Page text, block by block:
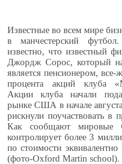
Известные во всем мире
в манчестерский
известно, что известный
Джордж Сорос, который
является пенсионером,
процента акций клуба
Акции клуба начали
рынке США в начале
рискнули поучаствовать в
Как сообщают мировые
контролирует более 3
по стоимости
(фото-Oxford Martin school).